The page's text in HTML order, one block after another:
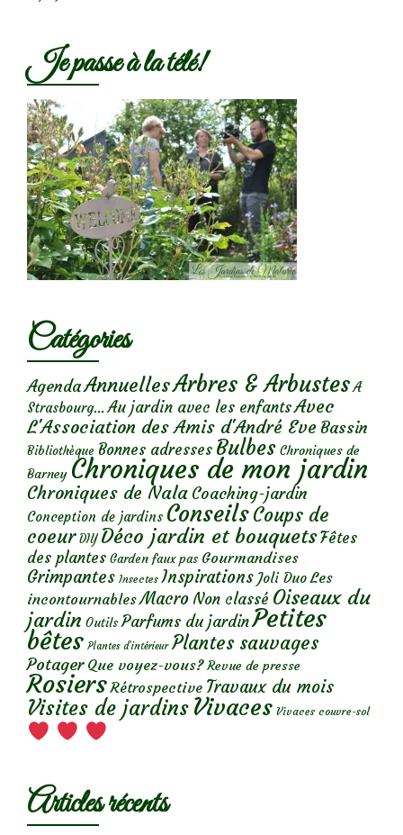
Je passe à la télé!
Catégories
AgendaAnnuellesArbres & Arbustes A
Strasbourg... Au jardin avec les enfantsAvec
L'Association des Amis d'André Eve Bassin
Bibliothèque Bonnes adresses Bulbes Chroniques de
Barney Chroniques de mon jardin
Chroniques de Nala Coaching-jardin
Conception de jardins ConseilsCoups de
coeur DIY Déco jardin et bouquetsFêtes
des plantes Garden faux pas Gourmandises
Grimpantes Insectes Inspirations Joli Duo Les
incontournables Macro Non classé Oiseaux du
jardin Outils Parfums du jardinPetites
bêtes Plantes d’intérieur Plantes sauvages
Potager Que voyez-vous? Revue de presse
Rosiers Rétrospective Travaux du mois
Visites de jardins Vivaces Vivaces couvre-sol
Articles récents